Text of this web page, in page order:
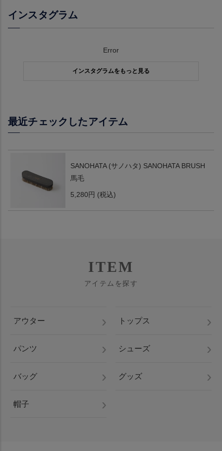
インスタグラム
Error
インスタグラムをもっと見る
最近チェックしたアイテム
SANOHATA (サノハタ) SANOHATA BRUSH
馬毛
5,280円 (税込)
ITEM
アイテムを探す
アウター トップス
パンツ シューズ
バッグ グッズ
帽子